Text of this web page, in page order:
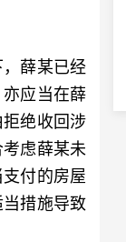
薛某已经
应当在薛
绝收回涉
虑薛某未
付的房屋
措施导致